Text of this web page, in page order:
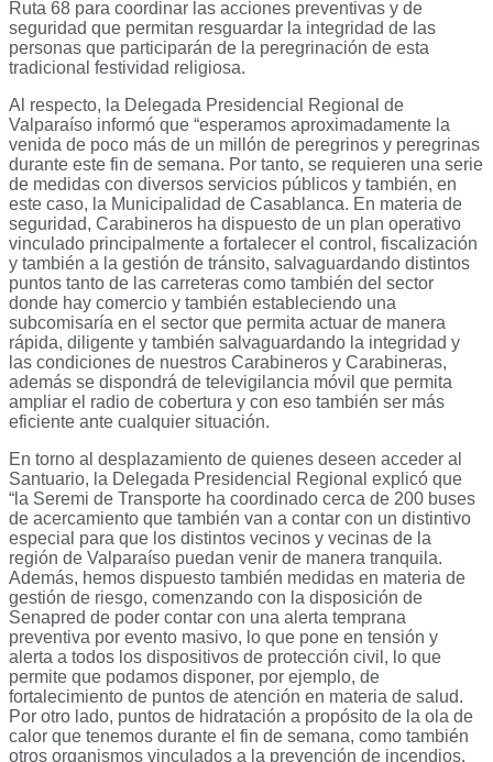
Ruta 68 para coordinar las acciones preventivas y de
seguridad que permitan resguardar la integridad de las
personas que participarán de la peregrinación de esta
tradicional festividad religiosa.
Al respecto, la Delegada Presidencial Regional de
Valparaíso informó que “esperamos aproximadamente la
venida de poco más de un millón de peregrinos y peregrinas
durante este fin de semana. Por tanto, se requieren una serie
de medidas con diversos servicios públicos y también, en
este caso, la Municipalidad de Casablanca. En materia de
seguridad, Carabineros ha dispuesto de un plan operativo
vinculado principalmente a fortalecer el control, fiscalización
y también a la gestión de tránsito, salvaguardando distintos
puntos tanto de las carreteras como también del sector
donde hay comercio y también estableciendo una
subcomisaría en el sector que permita actuar de manera
rápida, diligente y también salvaguardando la integridad y
las condiciones de nuestros Carabineros y Carabineras,
además se dispondrá de televigilancia móvil que permita
ampliar el radio de cobertura y con eso también ser más
eficiente ante cualquier situación.
En torno al desplazamiento de quienes deseen acceder al
Santuario, la Delegada Presidencial Regional explicó que
“la Seremi de Transporte ha coordinado cerca de 200 buses
de acercamiento que también van a contar con un distintivo
especial para que los distintos vecinos y vecinas de la
región de Valparaíso puedan venir de manera tranquila.
Además, hemos dispuesto también medidas en materia de
gestión de riesgo, comenzando con la disposición de
Senapred de poder contar con una alerta temprana
preventiva por evento masivo, lo que pone en tensión y
alerta a todos los dispositivos de protección civil, lo que
permite que podamos disponer, por ejemplo, de
fortalecimiento de puntos de atención en materia de salud.
Por otro lado, puntos de hidratación a propósito de la ola de
calor que tenemos durante el fin de semana, como también
otros organismos vinculados a la prevención de incendios.